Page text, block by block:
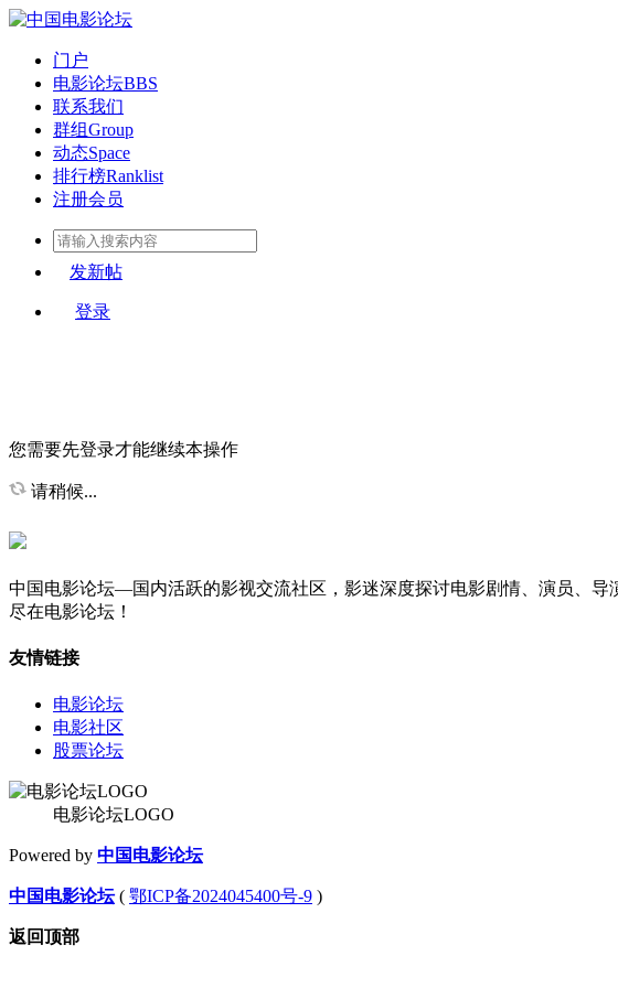
门户
电影论坛BBS
联系我们
群组Group
动态Space
排行榜Ranklist
注册会员
发新帖
登录
您需要先登录才能继续本操作
请稍候...
中国电影论坛—国内活跃的影视交流社区，影迷深度探讨电影剧情、演员、
尽在电影论坛！
友情链接
电影论坛
电影社区
股票论坛
电影论坛LOGO
Powered by 中国电影论坛
中国电影论坛( 鄂ICP备2024045400号-9 )
返回顶部